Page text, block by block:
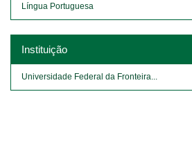
Língua Portuguesa
Instituição
Universidade Federal da Fronteira...